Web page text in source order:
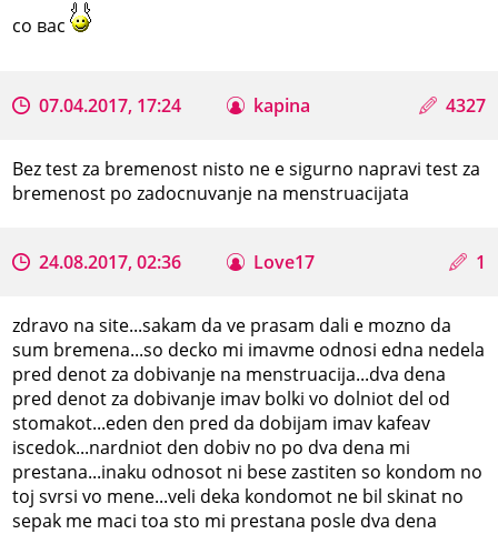
со вас
07.04.2017, 17:24 kapina 4327
Bez test za bremenost nisto ne e sigurno napravi test za
bremenost po zadocnuvanje na menstruacijata
24.08.2017, 02:36 Love17 1
zdravo na site...sakam da ve prasam dali e mozno da
sum bremena...so decko mi imavme odnosi edna nedela
pred denot za dobivanje na menstruacija...dva dena
pred denot za dobivanje imav bolki vo dolniot del od
stomakot...eden den pred da dobijam imav kafeav
iscedok...nardniot den dobiv no po dva dena mi
prestana...inaku odnosot ni bese zastiten so kondom no
toj svrsi vo mene...veli deka kondomot ne bil skinat no
sepak me maci toa sto mi prestana posle dva dena